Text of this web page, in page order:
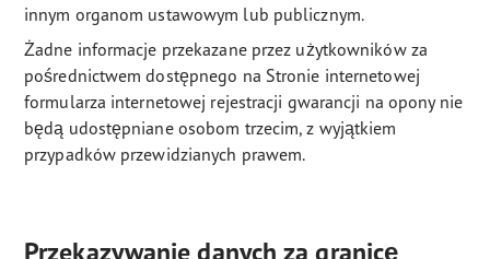
innym organom ustawowym lub publicznym.
Żadne informacje przekazane przez użytkowników za
pośrednictwem dostępnego na Stronie internetowej
formularza internetowej rejestracji gwarancji na opony nie
będą udostępniane osobom trzecim, z wyjątkiem
przypadków przewidzianych prawem.
Przekazywanie danych za granicę